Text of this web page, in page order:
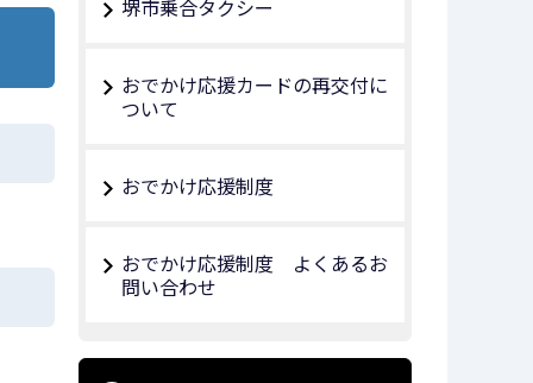
堺市乗合タクシー
おでかけ応援カードの再交付に
ついて
おでかけ応援制度
おでかけ応援制度 よくあるお
問い合わせ